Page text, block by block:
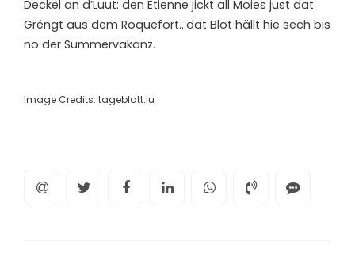
Deckel an d’Luut: den Etienne jickt all Moies just dat
Gréngt aus dem Roquefort…dat Blot hällt hie sech bis
no der Summervakanz.
Image Credits: tageblatt.lu